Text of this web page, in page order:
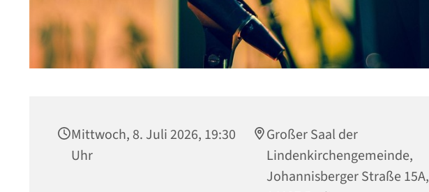
Mittwoch, 8. Juli 2026, 19:30
Uhr
Großer Saal der
Lindenkirchengemeinde,
Johannisberger Straße 15A,